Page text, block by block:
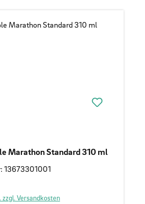
Marathon Standard 310 ml
13673301001
Versandkosten